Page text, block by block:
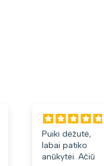
Puiki dėžutė,
labai patiko
anūkytei. Ačiū